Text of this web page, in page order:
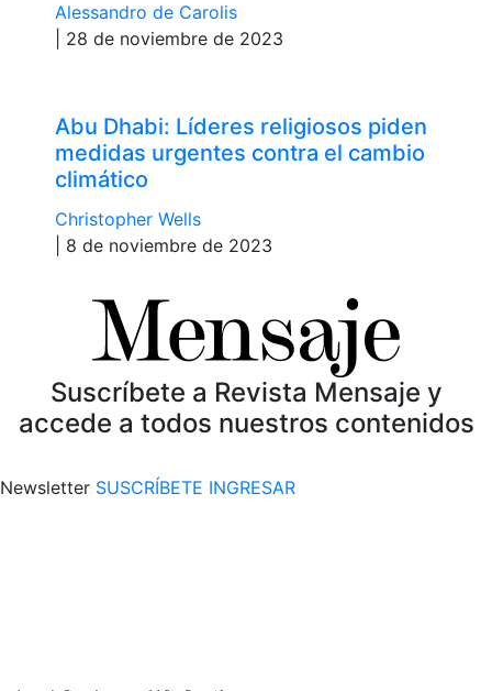
Alessandro de Carolis
| 28 de noviembre de 2023
Abu Dhabi: Líderes religiosos piden
medidas urgentes contra el cambio
climático
Christopher Wells
| 8 de noviembre de 2023
Suscríbete a Revista Mensaje y
accede a todos nuestros contenidos
Newsletter SUSCRÍBETE INGRESAR